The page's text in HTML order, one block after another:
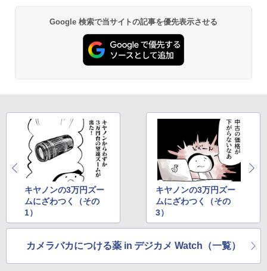
Google 検索で当サイトの記事を優先表示させる
キヤノンの3万円ズー
ムにざわつく（その
1）
キヤノンの3万円ズー
ムにざわつく（その
3）
カメラバカにつける薬 in デジカメ Watch（一覧）